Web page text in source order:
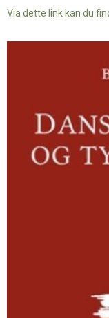
Via dette link kan du